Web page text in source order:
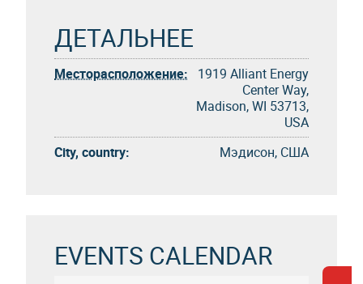
ДЕТАЛЬНЕЕ
Месторасположение:
1919 Alliant Energy
Center Way,
Madison, WI 53713,
USA
City, country:
Мэдисон, США
EVENTS CALENDAR